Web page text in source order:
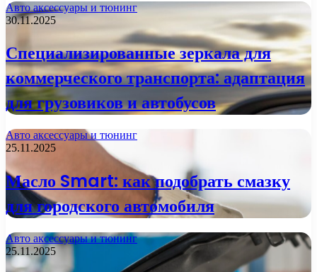
Авто аксессуары и тюнинг
30.11.2025
Специализированные зеркала для
коммерческого транспорта: адаптация
для грузовиков и автобусов
Авто аксессуары и тюнинг
25.11.2025
Масло Smart: как подобрать смазку
для городского автомобиля
Авто аксессуары и тюнинг
25.11.2025